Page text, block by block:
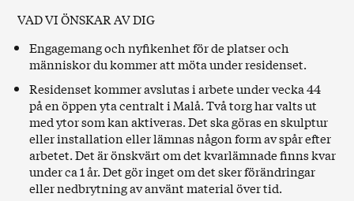
VAD VI ÖNSKAR AV DIG
Engagemang och nyfikenhet för de platser och
människor du kommer att möta under residenset.
Residenset kommer avslutas i arbete under vecka 44
på en öppen yta centralt i Malå. Två torg har valts ut
med ytor som kan aktiveras. Det ska göras en skulptur
eller installation eller lämnas någon form av spår efter
arbetet. Det är önskvärt om det kvarlämnade finns kvar
under ca 1 år. Det gör inget om det sker förändringar
eller nedbrytning av använt material över tid.